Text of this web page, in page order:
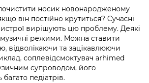
носик новонародженому
він постійно крутиться? Сучасні
вирішують цю проблему. Деякі
режими. Можна ставити
відволікаючи та зацікавлюючи
соплевідсмоктувач arhimed
супроводом, його
педіатрів.